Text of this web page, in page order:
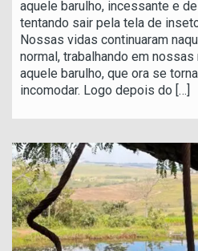
aquele barulho, incessante e
tentando sair pela tela de
Nossas vidas continuaram
normal, trabalhando em
aquele barulho, que ora se
incomodar. Logo depois do […]